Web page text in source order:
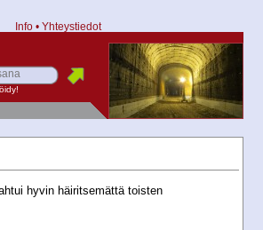
Info • Yhteystiedot
hyvin häiritsemättä toisten